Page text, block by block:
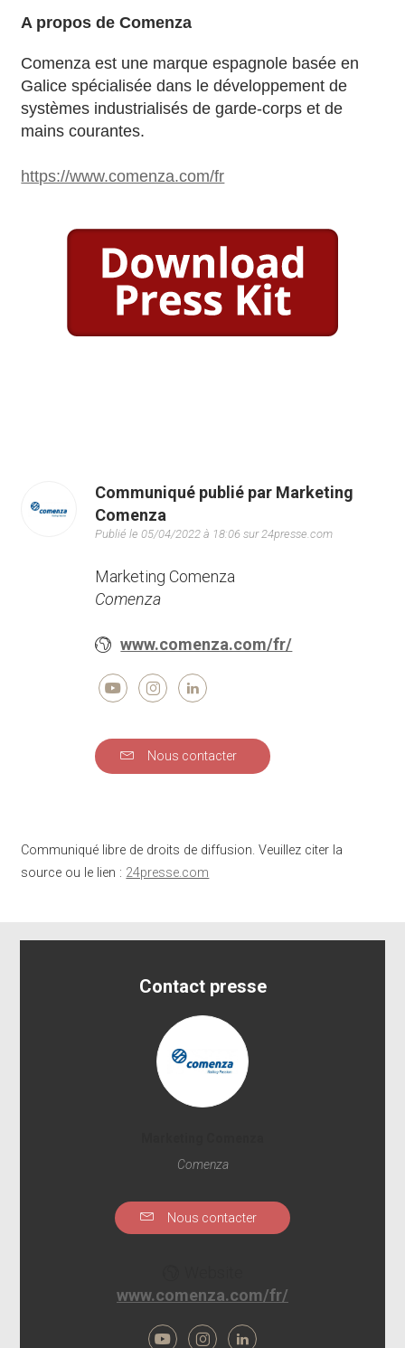
A propos de Comenza
Comenza est une marque espagnole basée en
Galice spécialisée dans le développement de
systèmes industrialisés de garde-corps et de
mains courantes.
https://www.comenza.com/fr
Communiqué publié par Marketing
Comenza
Publié le 05/04/2022 à 18:06 sur 24presse.com
Marketing Comenza
Comenza
www.comenza.com/fr/
Nous contacter
Communiqué libre de droits de diffusion. Veuillez citer la
source ou le lien : 24presse.com
Contact presse
Comenza
Nous contacter
www.comenza.com/fr/